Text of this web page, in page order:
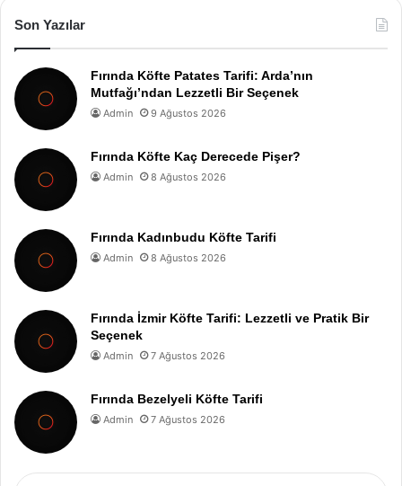
Son Yazılar
Fırında Köfte Patates Tarifi: Arda’nın
Mutfağı’ndan Lezzetli Bir Seçenek
Admin 9 Ağustos 2026
Fırında Köfte Kaç Derecede Pişer?
Admin 8 Ağustos 2026
Fırında Kadınbudu Köfte Tarifi
Admin 8 Ağustos 2026
Fırında İzmir Köfte Tarifi: Lezzetli ve Pratik Bir
Seçenek
Admin 7 Ağustos 2026
Fırında Bezelyeli Köfte Tarifi
Admin 7 Ağustos 2026